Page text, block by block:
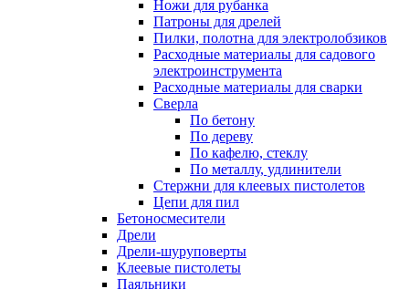
Ножи для рубанка
Патроны для дрелей
Пилки, полотна для электролобзиков
Расходные материалы для садового
электроинструмента
Расходные материалы для сварки
Сверла
По бетону
По дереву
По кафелю, стеклу
По металлу, удлинители
Стержни для клеевых пистолетов
Цепи для пил
Бетоносмесители
Дрели
Дрели-шуруповерты
Клеевые пистолеты
Паяльники